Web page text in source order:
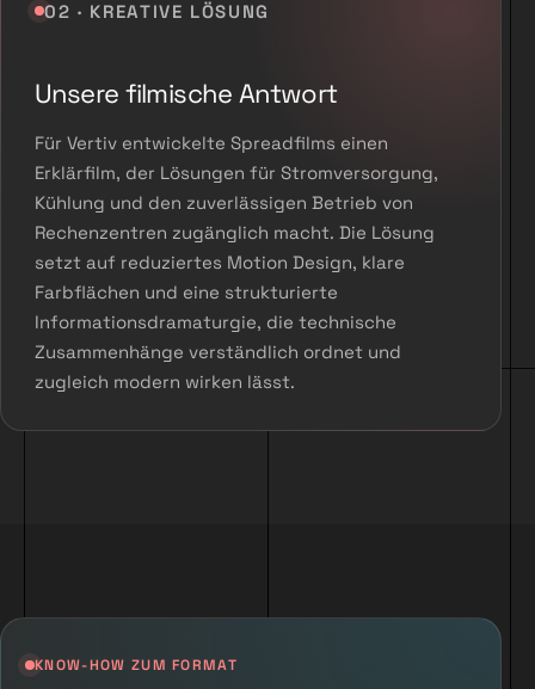
02 · KREATIVE LÖSUNG
Unsere filmische Antwort
Für Vertiv entwickelte Spreadfilms einen
Erklärfilm, der Lösungen für Stromversorgung,
Kühlung und den zuverlässigen Betrieb von
Rechenzentren zugänglich macht. Die Lösung
setzt auf reduziertes Motion Design, klare
Farbflächen und eine strukturierte
Informationsdramaturgie, die technische
Zusammenhänge verständlich ordnet und
zugleich modern wirken lässt.
KNOW-HOW ZUM FORMAT